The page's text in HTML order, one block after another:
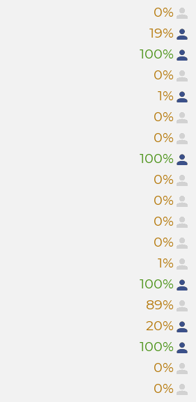
0%
19%
100%
0%
1%
0%
0%
100%
0%
0%
0%
0%
1%
100%
89%
20%
100%
0%
0%